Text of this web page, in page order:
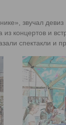
звучал
из концертов и
спектакли и